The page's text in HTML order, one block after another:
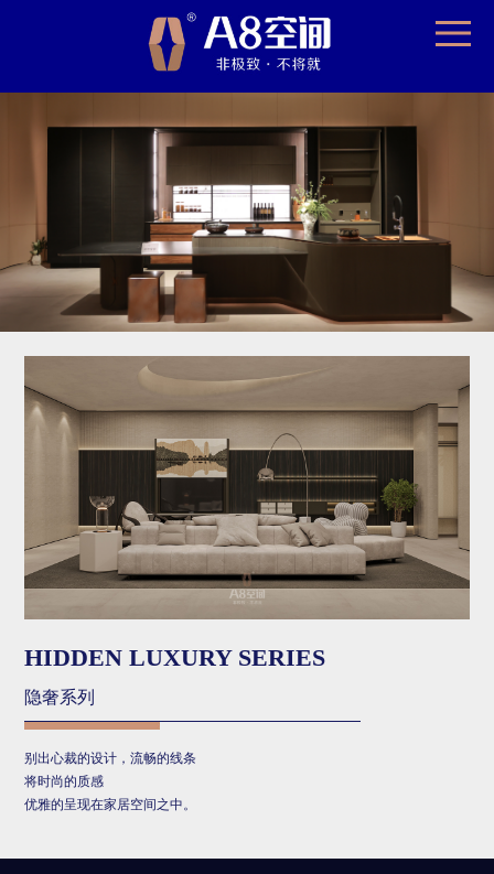
HIDDEN LUXURY SERIES
隐奢系列
别出心裁的设计，流畅的线条
将时尚的质感
优雅的呈现在家居空间之中。